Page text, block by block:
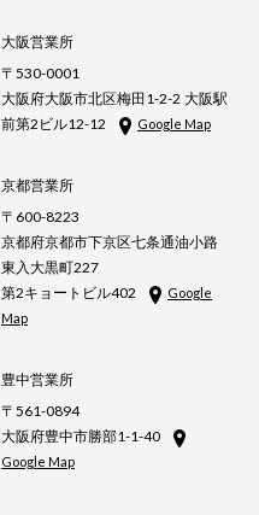
大阪営業所
〒530-0001
大阪府大阪市北区梅田1-2-2 大阪駅
前第2ビル12-12
Google Map
京都営業所
〒600-8223
京都府京都市下京区七条通油小路
東入大黒町227
第2キョートビル402
Google
Map
豊中営業所
〒561-0894
大阪府豊中市勝部1-1-40
Google Map